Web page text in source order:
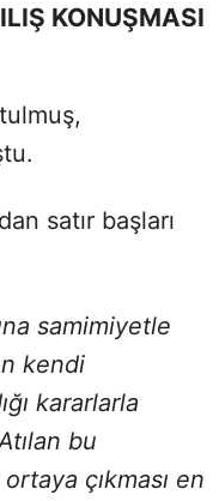
KONUŞMASI
satır başları
samimiyetle
kendi
kararlarla
bu
çıkması en